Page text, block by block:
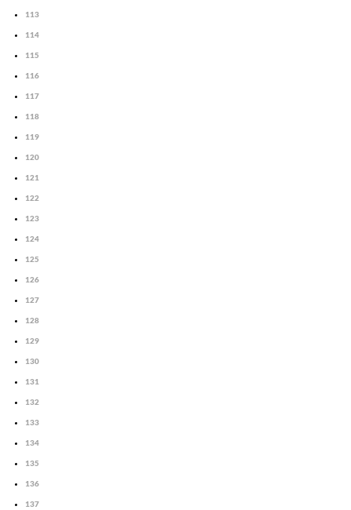
113
114
115
116
117
118
119
120
121
122
123
124
125
126
127
128
129
130
131
132
133
134
135
136
137